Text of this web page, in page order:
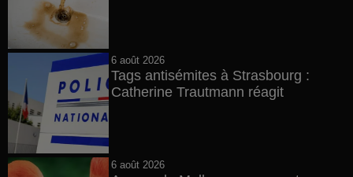
6 août 2026
Tags antisémites à Strasbourg :
Catherine Trautmann réagit
6 août 2026